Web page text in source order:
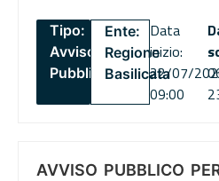
Tipo:
Avviso
Pubblico
Ente:
Regione
Basilicata
Data
inizio:
22/07/
09:00
AVVISO PUBBLICO